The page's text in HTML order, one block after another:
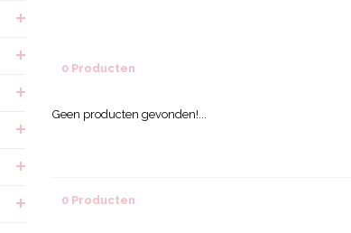
0 Producten
Geen producten gevonden!...
0 Producten